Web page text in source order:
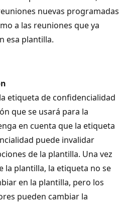
nuevas programadas
a las reuniones que ya
esa plantilla.
etiqueta de confidencialidad
que se usará para la
en cuenta que la etiqueta
puede invalidar
de la plantilla. Una vez
la plantilla, la etiqueta no se
en la plantilla, pero los
pueden cambiar la